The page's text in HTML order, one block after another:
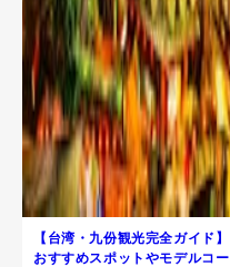
【台湾・九份観光完全ガイド】
おすすめスポットやモデルコー